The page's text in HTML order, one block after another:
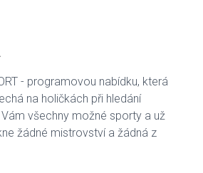
- programovou nabídku, která
na holičkách při hledání
všechny možné sporty a už
žádné mistrovství a žádná z